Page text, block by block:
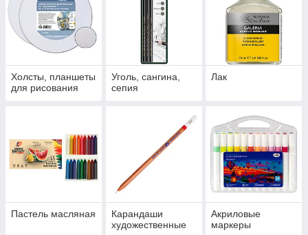
Холсты, планшеты
для рисования
Уголь, сангина,
сепия
Лак
Пастель масляная
Карандаши
художественные
Акриловые
маркеры